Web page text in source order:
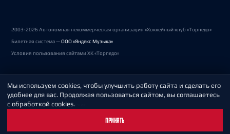
2003-2026 Автономная некоммерческая организация «Хоккейный клуб «Торпедо»
Билетная система —ООО «Яндекс Музыка»
Условия пользования сайтами ХК «Торпедо»
Политика обработки персональных данных
Пользовательское соглашение
Мы используем cookies, чтобы улучшить работу сайта и сделать его
удобнее для вас. Продолжая пользоваться сайтом, вы соглашаетесь
с обработкой cookies.
ПРИНЯТЬ